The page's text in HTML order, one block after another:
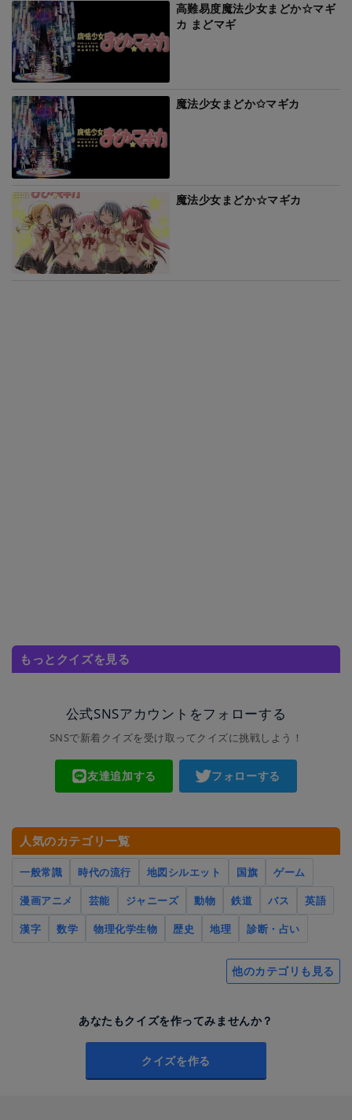
高難易度魔法少女まどか☆マギ
カ まどマギ
魔法少女まどか✩マギカ
魔法少女まどか☆マギカ
もっとクイズを見る
公式SNSアカウントをフォローする
SNSで新着クイズを受け取ってクイズに挑戦しよう！
友達追加する フォローする
人気のカテゴリ一覧
一般常識 時代の流行 地図シルエット 国旗
ゲーム
漫画アニメ
芸能 ジャニーズ 動物 鉄道 バス
英語
漢字
数学 物理化学生物 歴史 地理 診断・占い
他のカテゴリも見る
あなたもクイズを作ってみませんか？
クイズを作る